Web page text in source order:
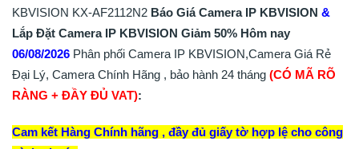
KBVISION KX-AF2112N2 Báo Giá Camera IP KBVISION &
Lắp Đặt Camera IP KBVISION Giảm 50% Hôm nay
06/08/2026 Phân phối Camera IP KBVISION,Camera Giá Rẻ
Đại Lý, Camera Chính Hãng , bảo hành 24 tháng (CÓ MÃ RÕ
RÀNG + ĐẦY ĐỦ VAT):
Cam kết Hàng Chính hãng , đầy đủ giấy tờ hợp lệ cho công